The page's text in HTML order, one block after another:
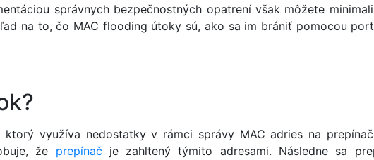
správnych bezpečnostných opatrení však môžete
na to, čo MAC flooding útoky sú, ako sa im brániť pomocou
využíva nedostatky v rámci správy MAC adries na
že prepínač je zahltený týmito adresami. Následne sa